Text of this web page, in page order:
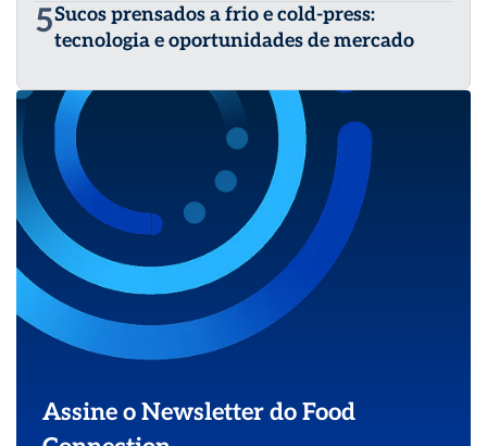
5Sucos prensados a frio e cold-press:
tecnologia e oportunidades de mercado
Assine o Newsletter do Food